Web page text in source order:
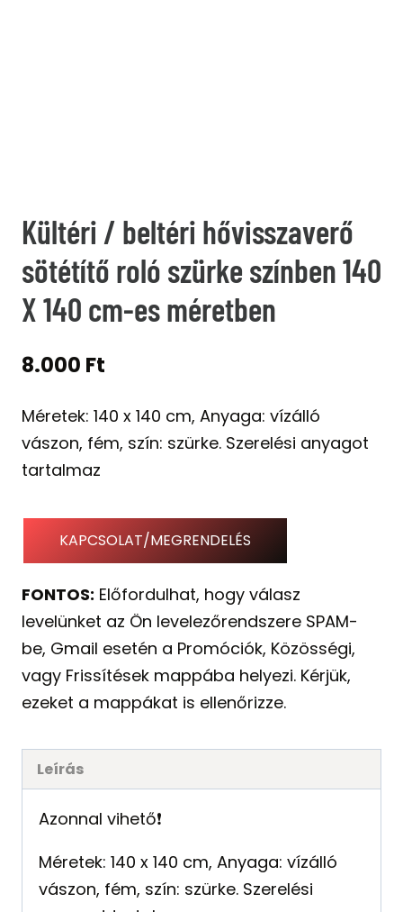
Kültéri / beltéri hővisszaverő
sötétítő roló szürke színben 140
X 140 cm-es méretben
8.000 Ft
Méretek: 140 x 140 cm, Anyaga: vízálló
vászon, fém, szín: szürke. Szerelési anyagot
tartalmaz
KAPCSOLAT/MEGRENDELÉS
FONTOS: Előfordulhat, hogy válasz
levelünket az Ön levelezőrendszere SPAM-
be, Gmail esetén a Promóciók, Közösségi,
vagy Frissítések mappába helyezi. Kérjük,
ezeket a mappákat is ellenőrizze.
Leírás
Azonnal vihető❗️
Méretek: 140 x 140 cm, Anyaga: vízálló
vászon, fém, szín: szürke. Szerelési